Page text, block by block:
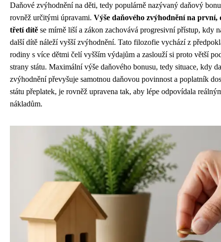
Daňové zvýhodnění na děti, tedy populárně nazývaný daňový
rovněž určitými úpravami. Výše daňového zvýhodnění na první,
třetí dítě se mírně liší a zákon zachovává progresivní přístup, kdy
další dítě náleží vyšší zvýhodnění. Tato filozofie vychází z
rodiny s více dětmi čelí vyšším výdajům a zaslouží si proto větší
strany státu. Maximální výše daňového bonusu, tedy situace, kdy
zvýhodnění převyšuje samotnou daňovou povinnost a poplatník
státu přeplatek, je rovněž upravena tak, aby lépe odpovídala
nákladům.